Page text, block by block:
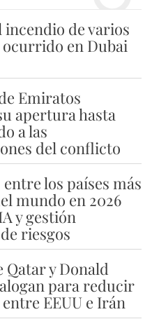
incendio de varios
en Dubai
Emiratos
apertura hasta
a las
del conflicto
los países más
mundo en 2026
y gestión
riesgos
Qatar y Donald
para reducir
EEUU e Irán